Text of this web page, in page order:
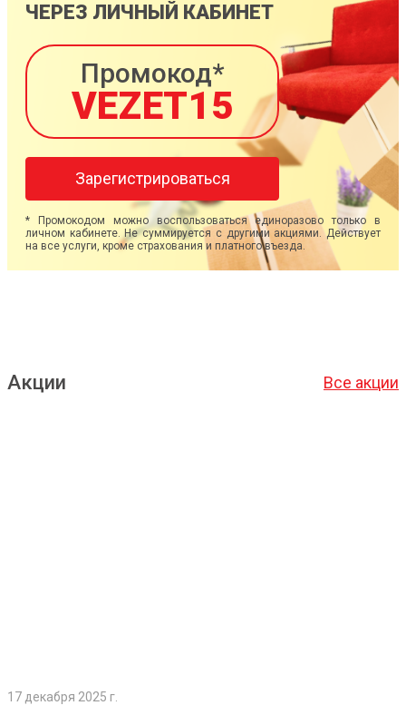
ЧЕРЕЗ ЛИЧНЫЙ КАБИНЕТ
Промокод*
VEZET15
Зарегистрироваться
* Промокодом можно воспользоваться единоразово только в
личном кабинете. Не суммируется с другими акциями. Действует
на все услуги, кроме страхования и платного въезда.
Акции Все акции
17 декабря 2025 г.